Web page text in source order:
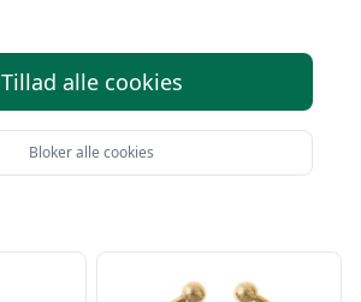
Tillad alle cookies
Bloker alle cookies